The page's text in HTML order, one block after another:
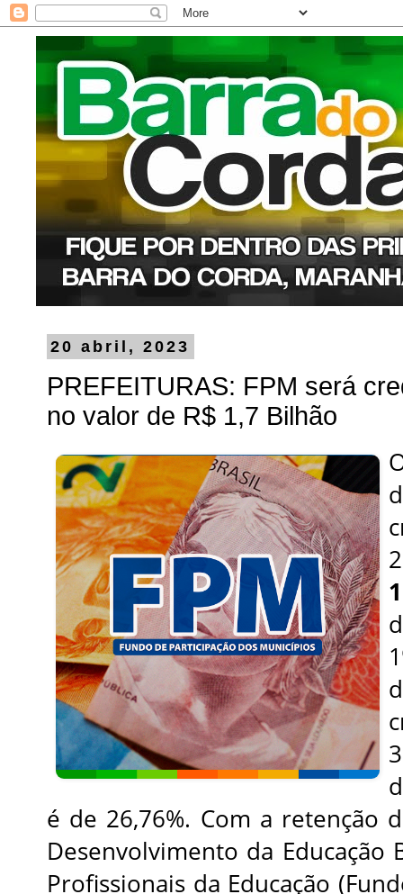
20 abril, 2023
PREFEITURAS: FPM será
no valor de R$ 1,7 Bilhão
é de 26,76%. Com a retenção
Desenvolvimento da Educação
Profissionais da Educação